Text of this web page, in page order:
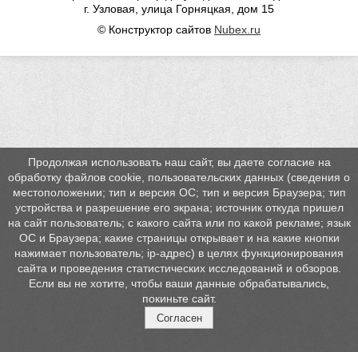
г. Узловая, улица Горняцкая, дом 15
© Конструктор сайтов Nubex.ru
Продолжая использовать наш сайт, вы даете согласие на
обработку файлов cookie, пользовательских данных (сведения о
местоположении; тип и версия ОС; тип и версия Браузера; тип
устройства и разрешение его экрана; источник откуда пришел
на сайт пользователь; с какого сайта или по какой рекламе; язык
ОС и Браузера; какие страницы открывает и на какие кнопки
нажимает пользователь; ip-адрес) в целях функционирования
сайта и проведения статистических исследований и обзоров.
Если вы не хотите, чтобы ваши данные обрабатывались,
покиньте сайт.
Согласен